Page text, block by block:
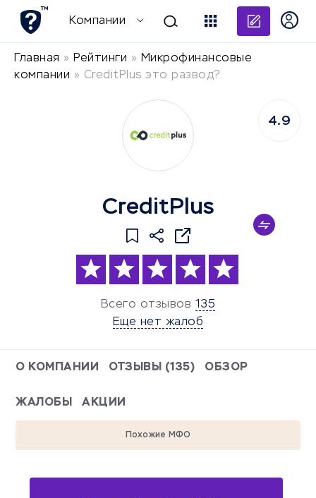
Компании
Главная » Рейтинги » Микрофинансовые
компании » CreditPlus это развод?
CreditPlus
Всего отзывов 135
Еще нет жалоб
4.9
О КОМПАНИИ ОТЗЫВЫ (135) ОБЗОР
ЖАЛОБЫ АКЦИИ
Похожие МФО